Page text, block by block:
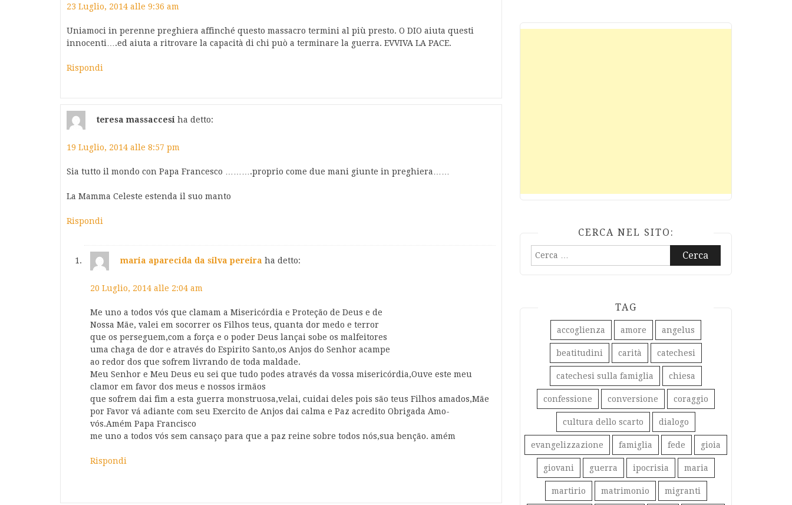
23 Luglio, 2014 alle 9:36 am
Uniamoci in perenne preghiera affinché questo massacro termini al più presto. O DIO aiuta questi
innocenti….ed aiuta a ritrovare la capacità di chi può a terminare la guerra. EVVIVA LA PACE.
Rispondi
teresa massaccesi ha detto:
19 Luglio, 2014 alle 8:57 pm
Sia tutto il mondo con Papa Francesco ……….proprio come due mani giunte in preghiera……
La Mamma Celeste estenda il suo manto
Rispondi
maria aparecida da silva pereira ha detto:
20 Luglio, 2014 alle 2:04 am
Me uno a todos vós que clamam a Misericórdia e Proteção de Deus e de
Nossa Mãe, valei em socorrer os Filhos teus, quanta dor medo e terror
que os perseguem,com a força e o poder Deus lançai sobe os malfeitores
uma chaga de dor e através do Espirito Santo,os Anjos do Senhor acampe
ao redor dos que sofrem livrando de toda maldade.
Meu Senhor e Meu Deus eu sei que tudo podes através da vossa misericórdia,Ouve este meu
clamor em favor dos meus e nossos irmãos
que sofrem dai fim a esta guerra monstruosa,velai, cuidai deles pois são teus Filhos amados,Mãe
por Favor vá adiante com seu Exercito de Anjos dai calma e Paz acredito Obrigada Amo-
vós.Amém Papa Francisco
me uno a todos vós sem cansaço para que a paz reine sobre todos nós,sua benção. amém
Rispondi
CERCA NEL SITO:
Ricerca
TAG
accoglienza amore angelus
beatitudini carità catechesi
catechesi sulla famiglia chiesa
confessione conversione coraggio
cultura dello scarto dialogo
evangelizzazione famiglia fede gioia
giovani guerra ipocrisia maria
martirio matrimonio migranti